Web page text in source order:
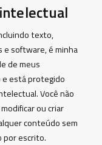
texto,
e software, é minha
de meus
está protegido
Você não
ou criar
conteúdo sem
por escrito.